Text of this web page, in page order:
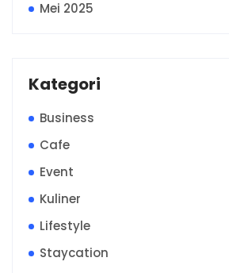
Mei 2025
Kategori
Business
Cafe
Event
Kuliner
Lifestyle
Staycation